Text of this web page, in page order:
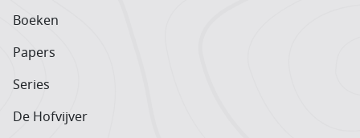
Boeken
Papers
Series
De Hofvijver